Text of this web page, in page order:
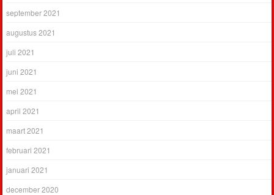
september 2021
augustus 2021
juli 2021
juni 2021
mei 2021
april 2021
maart 2021
februari 2021
januari 2021
december 2020